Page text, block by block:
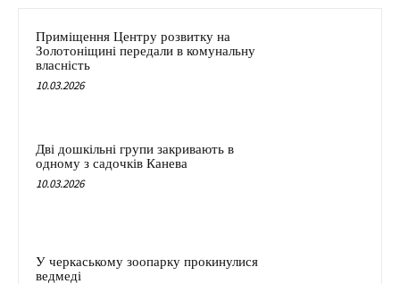
Приміщення Центру розвитку на
Золотоніщині передали в комунальну
власність
10.03.2026
Дві дошкільні групи закривають в
одному з садочків Канева
10.03.2026
У черкаському зоопарку прокинулися
ведмеді